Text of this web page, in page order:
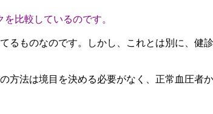
比較しているのです。
ものなのです。しかし、これとは別に、健
法は境目を決める必要がなく、正常血圧者